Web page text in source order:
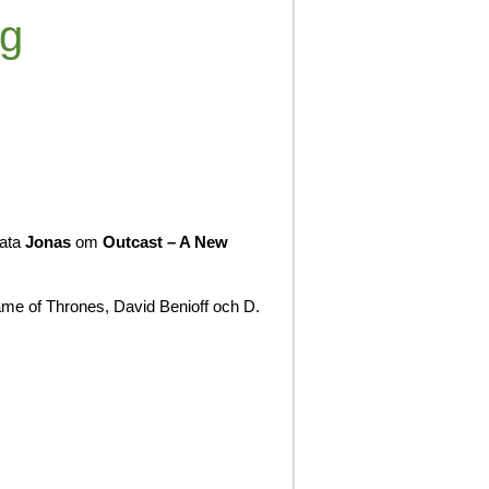
Jonas om Outcast – A New
of Thrones, David Benioff och D.